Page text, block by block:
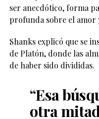
ser anecdótico, forma
profunda sobre el amor
Shanks explicó que se
de Platón, donde las
de haber sido divididas.
“Esa
otra